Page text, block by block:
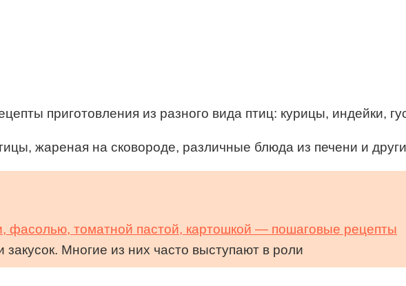
приготовления из разного вида птиц: курицы, индейки,
жареная на сковороде, различные блюда из печени и
фасолью, томатной пастой, картошкой — пошаговые рецепты
Многие из них часто выступают в роли